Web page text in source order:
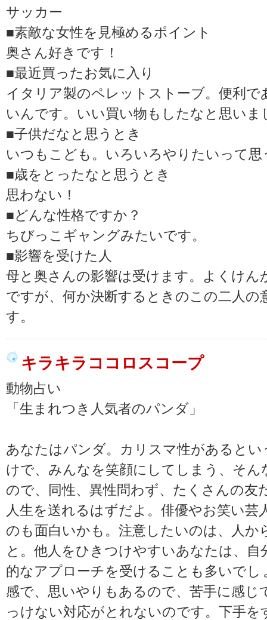
サッカー
■素敵な女性を見極めるポイント
奥さん好きです！
■最近買ったお気に入り
イタリア製のペレットストーブ。便利
いんです。いい買い物もしたなと思いま
■子供だなと思うとき
いつもこども。いろいろやりたいって思
■歳をとったなと思うとき
思わない！
■どんな性格ですか？
ちびっこギャングみたいです。
■影響を受けた人
母と奥さんの影響は受けます。よくけん
ですが、何か決断するときのこの二人の
す。
キラキラココロスコープ
動物占い
「生まれつき人気者のパンダ」
あなたはパンダ。カリスマ性があると
けで、みんなを笑顔にしてしまう、そん
ので、同性、異性問わず、たくさんの友
人生を送れるはずだよ。俳優やお笑い芸
のも面白いかも。注意したいのは、人
と。他人をひきつけやすいあなたは、自
的なアプローチを受けることも多いでし
感で、思いやりもあるので、苦手に感じ
っけない対応がとれないのです。下手を